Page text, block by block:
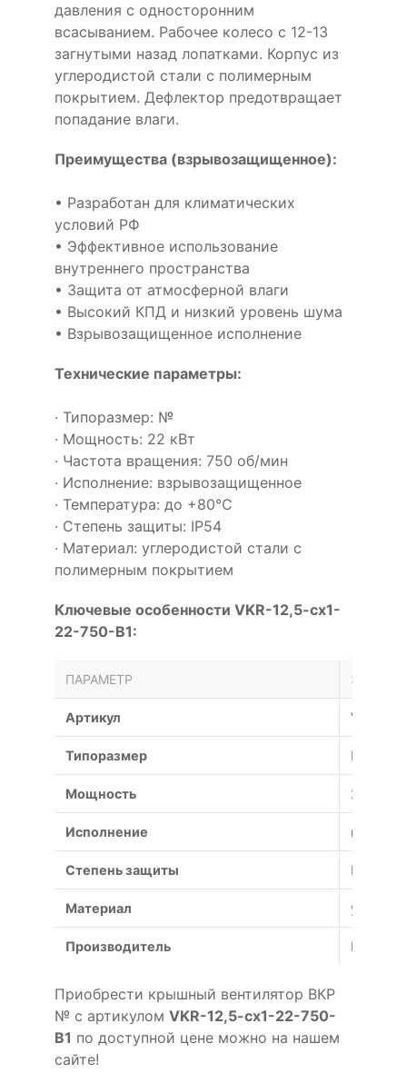
давления с односторонним
всасыванием. Рабочее колесо с 12-13
загнутыми назад лопатками. Корпус из
углеродистой стали с полимерным
покрытием. Дефлектор предотвращает
попадание влаги.
Преимущества (взрывозащищенное):
• Разработан для климатических
условий РФ
• Эффективное использование
внутреннего пространства
• Защита от атмосферной влаги
• Высокий КПД и низкий уровень шума
• Взрывозащищенное исполнение
Технические параметры:
· Типоразмер: №
· Мощность: 22 кВт
· Частота вращения: 750 об/мин
· Исполнение: взрывозащищенное
· Температура: до +80°С
· Степень защиты: IP54
· Материал: углеродистой стали с
полимерным покрытием
Ключевые особенности VKR-12,5-cx1-
22-750-B1:
ПАРАМЕТР
Артикул VKR-
Типоразмер №
Мощность 22 кВт
Исполнение
Степень защиты IP54
Материал
Производитель Россия
Приобрести крышный вентилятор ВКР
№ с артикулом VKR-12,5-cx1-22-750-
B1 по доступной цене можно на нашем
сайте!